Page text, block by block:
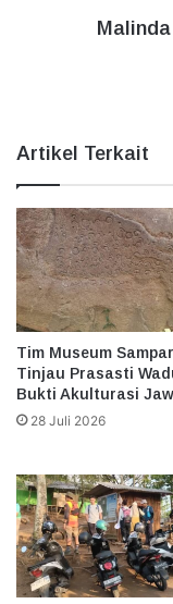
Artikel Terkait
Tim Museum
Tinjau Prasasti
Bukti Akulturasi
28 Juli 2026